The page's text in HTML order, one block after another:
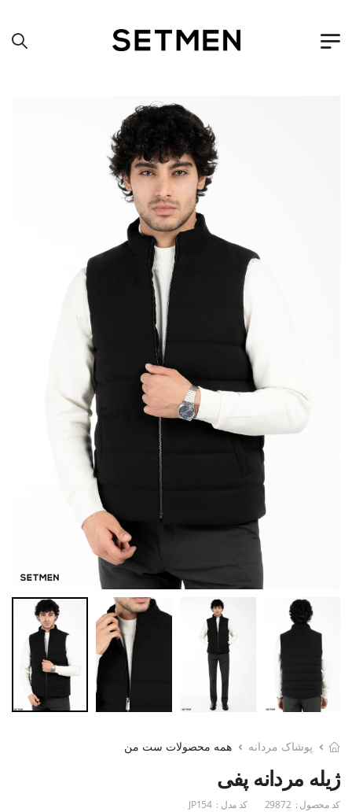
پوشاک مردانه همه محصولات ست من
ژیله مردانه پفی
کد محصول : 29872 کد مدل : JP154